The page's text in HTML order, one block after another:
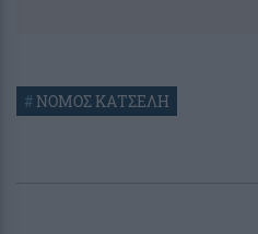
#ΝΟΜΟΣ ΚΑΤΣΕΛΗ